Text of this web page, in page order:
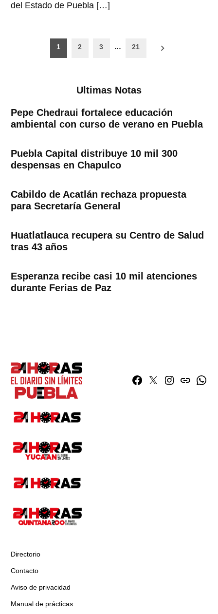
del Estado de Puebla […]
Paginación
1 2 3 … 21
Ultimas Notas
Pepe Chedraui fortalece educación
ambiental con curso de verano en Puebla
Puebla Capital distribuye 10 mil 300
despensas en Chapulco
Cabildo de Acatlán rechaza propuesta
para Secretaría General
Huatlatlauca recupera su Centro de Salud
tras 43 años
Esperanza recibe casi 10 mil atenciones
durante Ferias de Paz
Facebook
TwitterInstagram
issuu
Directorio
Contacto
Aviso de privacidad
Manual de prácticas